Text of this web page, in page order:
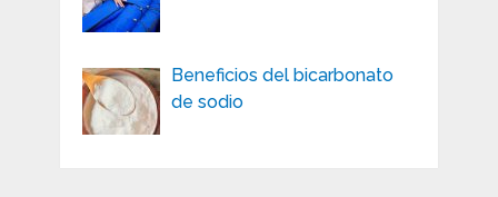
Beneficios del bicarbonato
de sodio